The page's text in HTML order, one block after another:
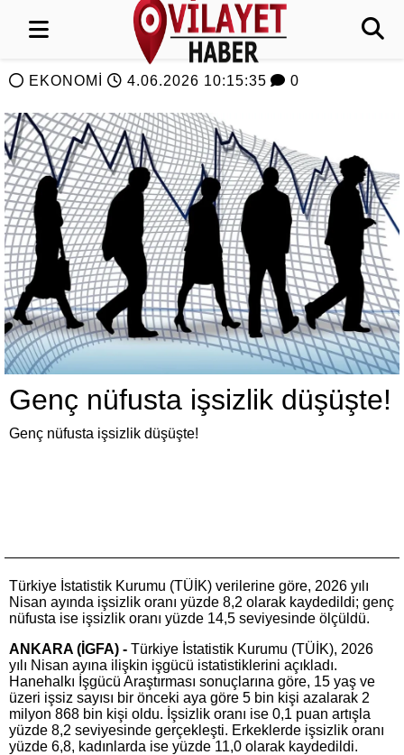
EKONOMİ 4.06.2026 10:15:35 0
Genç nüfusta işsizlik düşüşte!
Genç nüfusta işsizlik düşüşte!
Türkiye İstatistik Kurumu (TÜİK) verilerine göre, 2026 yılı
Nisan ayında işsizlik oranı yüzde 8,2 olarak kaydedildi; genç
nüfusta ise işsizlik oranı yüzde 14,5 seviyesinde ölçüldü.
ANKARA (İGFA) - Türkiye İstatistik Kurumu (TÜİK), 2026
yılı Nisan ayına ilişkin işgücü istatistiklerini açıkladı.
Hanehalkı İşgücü Araştırması sonuçlarına göre, 15 yaş ve
üzeri işsiz sayısı bir önceki aya göre 5 bin kişi azalarak 2
milyon 868 bin kişi oldu. İşsizlik oranı ise 0,1 puan artışla
yüzde 8,2 seviyesinde gerçekleşti. Erkeklerde işsizlik oranı
yüzde 6,8, kadınlarda ise yüzde 11,0 olarak kaydedildi.